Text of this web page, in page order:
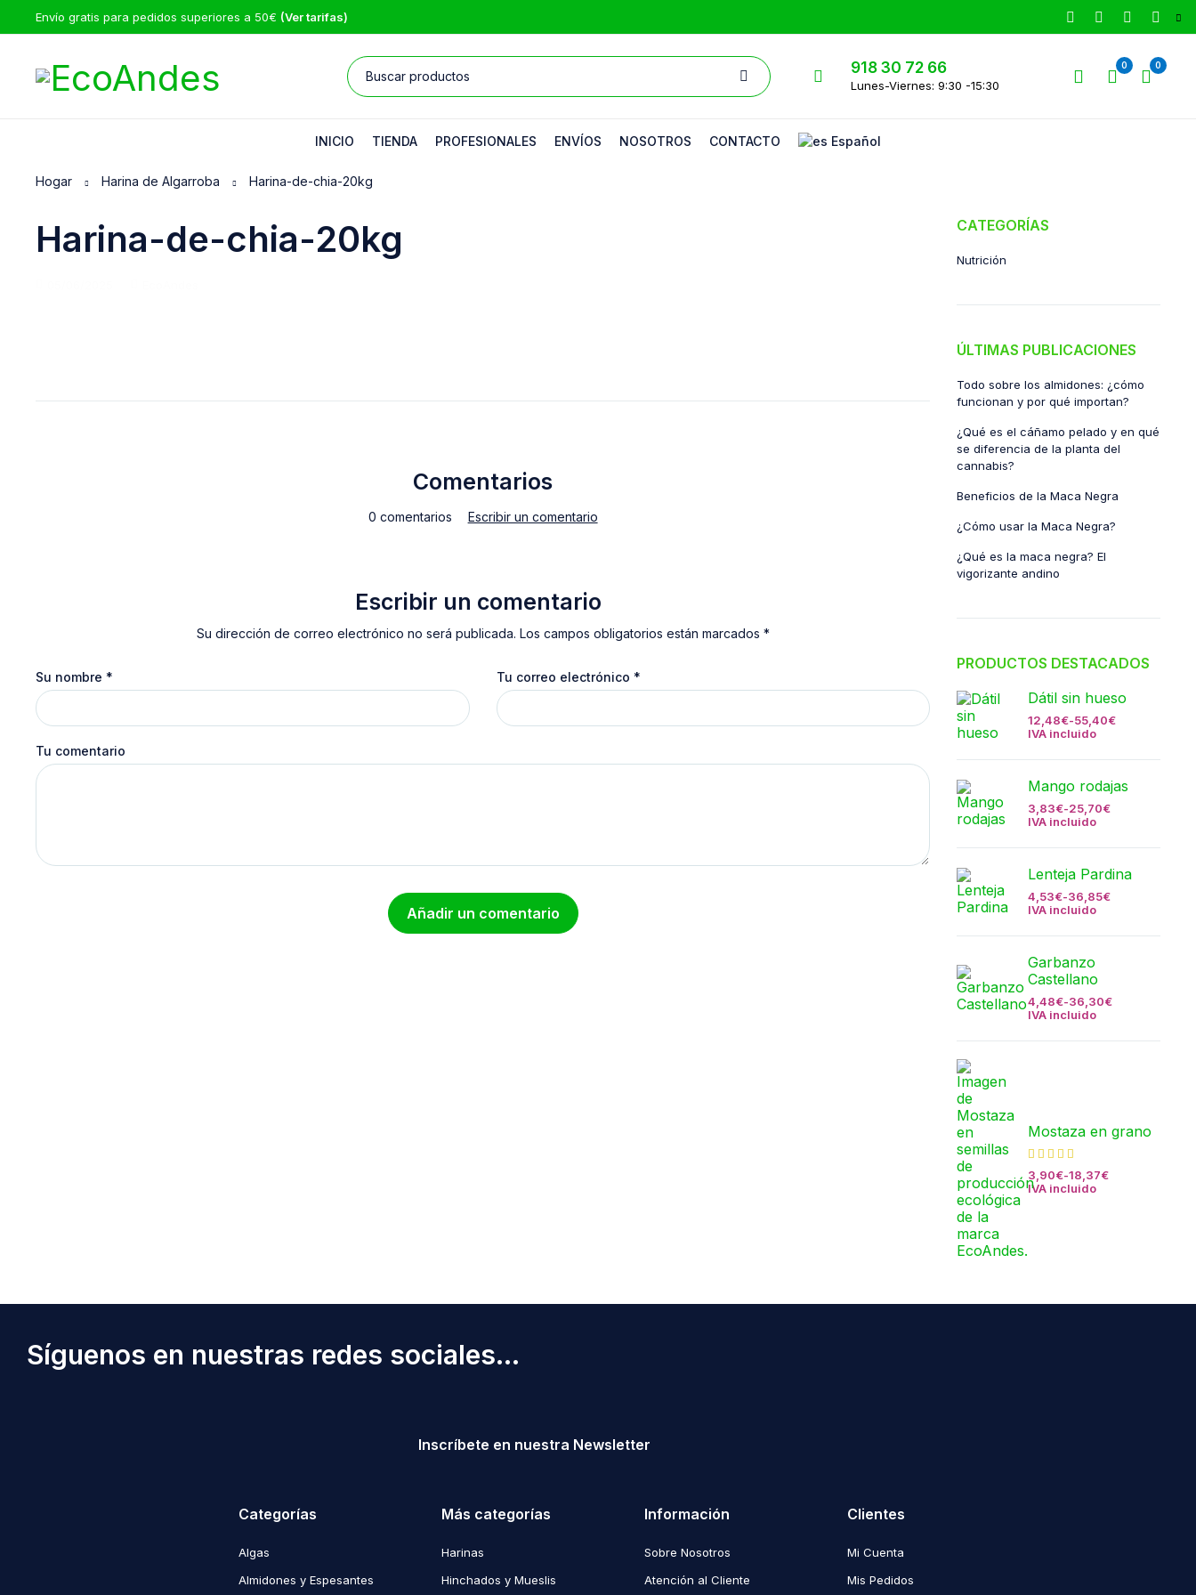
Envío gratis para pedidos superiores a 50€ (Ver tarifas)
918 30 72 66
Lunes-Viernes: 9:30 -15:30
0 0
INICIO TIENDA PROFESIONALES ENVÍOS NOSOTROS CONTACTO Español
Hogar Harina de Algarroba Harina-de-chia-20kg
Harina-de-chia-20kg
Comentarios
0 comentarios Escribir un comentario
Escribir un comentario
Su dirección de correo electrónico no será publicada. Los campos obligatorios están marcados *
Su nombre * Tu correo electrónico *
Tu comentario
Añadir un comentario
CATEGORÍAS
Nutrición
ÚLTIMAS PUBLICACIONES
Todo sobre los almidones: ¿cómo
funcionan y por qué importan?
¿Qué es el cáñamo pelado y en qué
se diferencia de la planta del
cannabis?
Beneficios de la Maca Negra
¿Cómo usar la Maca Negra?
¿Qué es la maca negra? El
vigorizante andino
PRODUCTOS DESTACADOS
Dátil sin hueso
12,48€-55,40€
IVA incluido
Mango rodajas
3,83€-25,70€
IVA incluido
Lenteja Pardina
4,53€-36,85€
IVA incluido
Garbanzo
Castellano
4,48€-36,30€
IVA incluido
Mostaza en grano
3,90€-18,37€
IVA incluido
Síguenos en nuestras redes sociales...
Inscríbete en nuestra Newsletter
Categorías
Algas
Almidones y Espesantes
Más categorías
Harinas
Hinchados y Mueslis
Información
Sobre Nosotros
Atención al Cliente
Clientes
Mi Cuenta
Mis Pedidos